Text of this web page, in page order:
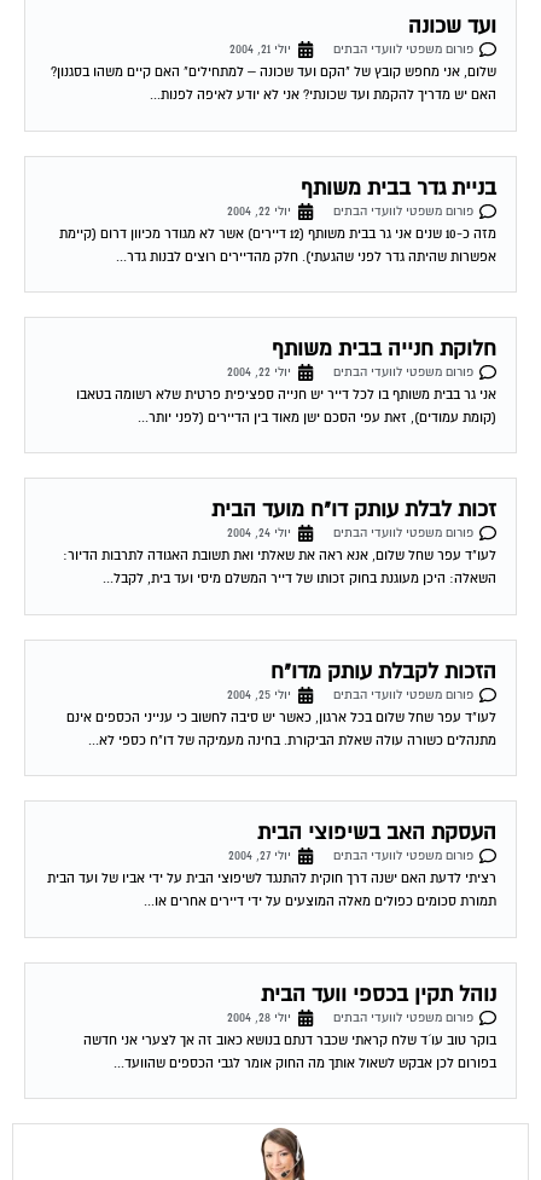
ועד שכונה
פורום משפטי לוועדי הבתים
יולי 21, 2004
שלום, אני מחפש קובץ של "הקם ועד שכונה – למתחילים" האם קיים משהו בסגנון?
האם יש מדריך להקמת ועד שכונתי? אני לא יודע לאיפה לפנות...
בניית גדר בבית משותף
פורום משפטי לוועדי הבתים
יולי 22, 2004
מזה כ-10 שנים אני גר בבית משותף (12 דיירים) אשר לא מגודר מכיוון דרום (קיימת
אפשרות שהיתה גדר לפני שהגעתי). חלק מהדיירים רוצים לבנות גדר...
חלוקת חנייה בבית משותף
פורום משפטי לוועדי הבתים
יולי 22, 2004
אני גר בבית משותף בו לכל דייר יש חנייה ספציפית פרטית שלא רשומה בטאבו
(קומת עמודים), זאת עפי הסכם ישן מאוד בין הדיירים (לפני יותר...
זכות לבלת עותק דו"ח מועד הבית
פורום משפטי לוועדי הבתים
יולי 24, 2004
לעו"ד עפר שחל שלום, אנא ראה את שאלתי ואת תשובת האגודה לתרבות הדיור:
השאלה: היכן מעוגנת בחוק זכותו של דייר המשלם מיסי ועד בית, לקבל...
הזכות לקבלת עותק מדו"ח
פורום משפטי לוועדי הבתים
יולי 25, 2004
לעו"ד עפר שחל שלום בכל ארגון, כאשר יש סיבה לחשוב כי ענייני הכספים אינם
מתנהלים כשורה עולה שאלת הביקורת. בחינה מעמיקה של דו"ח כספי לא...
העסקת האב בשיפוצי הבית
פורום משפטי לוועדי הבתים
יולי 27, 2004
רציתי לדעת האם ישנה דרך חוקית להתנגד לשיפוצי הבית על ידי אביו של ועד הבית
תמורת סכומים כפולים מאלה המוצעים על ידי דיירים אחרים או...
נוהל תקין בכספי וועד הבית
פורום משפטי לוועדי הבתים
יולי 28, 2004
בוקר טוב עו´ד שלח קראתי שכבר דנתם בנושא כאוב זה אך לצערי אני חדשה
בפורום לכן אבקש לשאול אותך מה החוק אומר לגבי הכספים שהוועד...